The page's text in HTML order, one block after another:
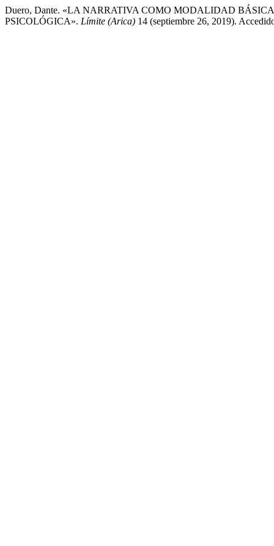
Duero, Dante. «LA NARRATIVA COMO MODALIDAD
PSICOLÓGICA». Límite (Arica) 14 (septiembre 26, 2019).